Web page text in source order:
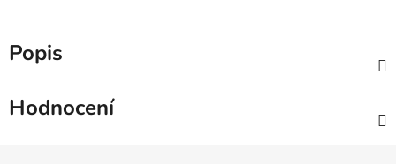
Popis
Hodnocení